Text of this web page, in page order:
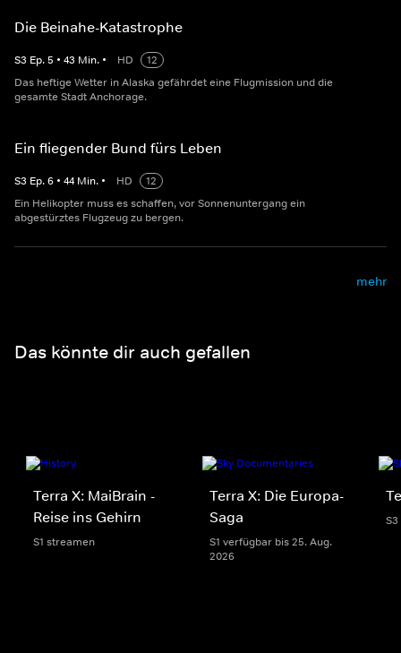
Die Beinahe-Katastrophe
S3 Ep.5 • 43 Min. • HD
12
Das heftige Wetter in Alaska gefährdet eine Flugmission und die
gesamte Stadt Anchorage.
Ein fliegender Bund fürs Leben
S3 Ep.6 • 44 Min. • HD
12
Ein Helikopter muss es schaffen, vor Sonnenuntergang ein
abgestürztes Flugzeug zu bergen.
mehr
Das könnte dir auch gefallen
Terra X: MaiBrain -
Reise ins Gehirn
S1 streamen
Terra X: Die Europa-
Saga
S1 verfügbar bis 25. Aug.
2026